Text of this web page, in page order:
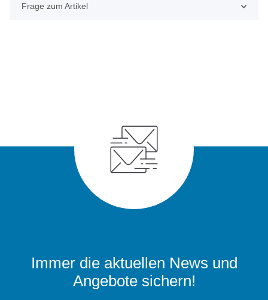
Frage zum Artikel
Immer die aktuellen News und
Angebote sichern!